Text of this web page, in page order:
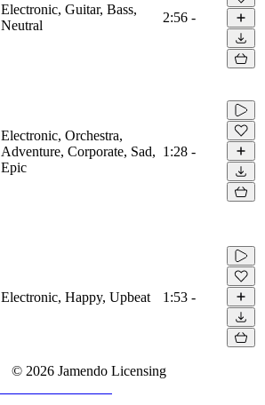
Electronic, Guitar, Bass,
Neutral
2:56 -
Electronic, Orchestra,
Adventure, Corporate, Sad,
Epic
1:28 -
Electronic, Happy, Upbeat 1:53 -
© 2026 Jamendo Licensing